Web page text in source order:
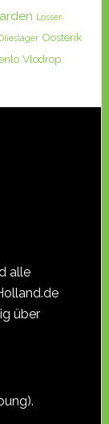
Losser
Oosterik
Vlodrop
alle
über